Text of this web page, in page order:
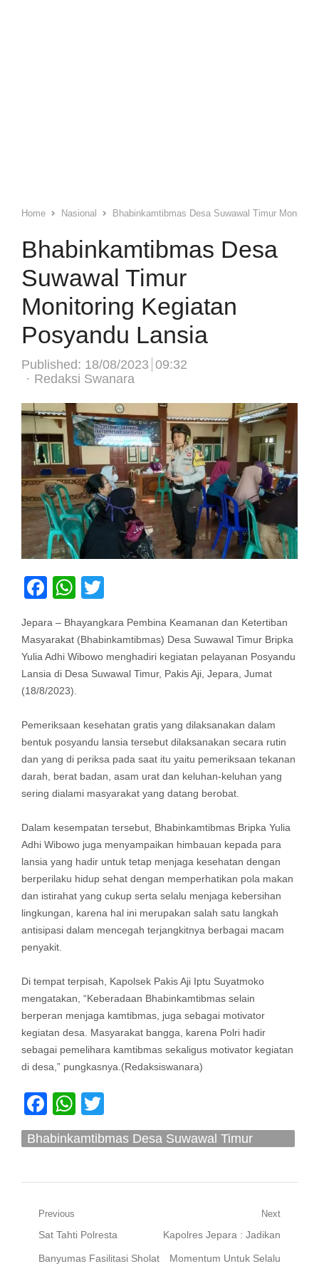
Home Nasional Bhabinkamtibmas Desa Suwawal Timur
Bhabinkamtibmas Desa
Suwawal Timur
Monitoring Kegiatan
Posyandu Lansia
Published: 18/08/2023 09:32
Author
Redaksi Swanara
Facebook
WhatsApp
Jepara – Bhayangkara Pembina Keamanan dan Ketertiban
Masyarakat (Bhabinkamtibmas) Desa Suwawal Timur Bripka
Yulia Adhi Wibowo menghadiri kegiatan pelayanan Posyandu
Lansia di Desa Suwawal Timur, Pakis Aji, Jepara, Jumat
(18/8/2023).
Pemeriksaan kesehatan gratis yang dilaksanakan dalam
bentuk posyandu lansia tersebut dilaksanakan secara rutin
dan yang di periksa pada saat itu yaitu pemeriksaan tekanan
darah, berat badan, asam urat dan keluhan-keluhan yang
sering dialami masyarakat yang datang berobat.
Dalam kesempatan tersebut, Bhabinkamtibmas Bripka Yulia
Adhi Wibowo juga menyampaikan himbauan kepada para
lansia yang hadir untuk tetap menjaga kesehatan dengan
berperilaku hidup sehat dengan memperhatikan pola makan
dan istirahat yang cukup serta selalu menjaga kebersihan
lingkungan, karena hal ini merupakan salah satu langkah
antisipasi dalam mencegah terjangkitnya berbagai macam
penyakit.
Di tempat terpisah, Kapolsek Pakis Aji Iptu Suyatmoko
mengatakan, “Keberadaan Bhabinkamtibmas selain
berperan menjaga kamtibmas, juga sebagai motivator
kegiatan desa. Masyarakat bangga, karena Polri hadir
sebagai pemelihara kamtibmas sekaligus motivator kegiatan
di desa,” pungkasnya.(Redaksiswanara)
Facebook
WhatsApp
Bhabinkamtibmas Desa Suwawal Timur
Navigasi
pos
Previous
Previous
post:
Sat Tahti Polresta
Banyumas Fasilitasi Sholat
Next
Next
post:
Kapolres Jepara : Jadikan
Momentum Untuk Selalu